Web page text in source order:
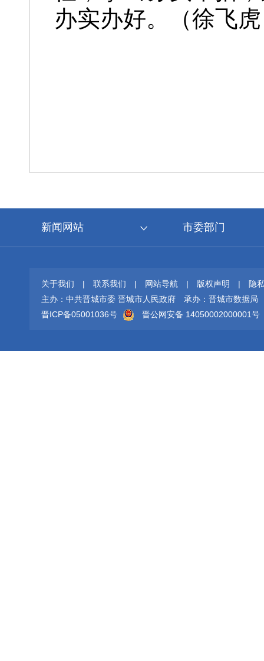
办实办好。（徐飞
新闻网站 市委部门
关于我们 | 联系我们 | 网站导航 | 版权声明 |
隐
主办：中共晋城市委 晋城市人民政府
承办：晋城市数据局
晋ICP备05001036号
晋公网安备 14050002000001号